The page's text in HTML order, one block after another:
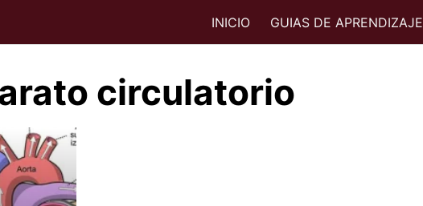
INICIO GUIAS DE APRENDIZAJE
circulatorio